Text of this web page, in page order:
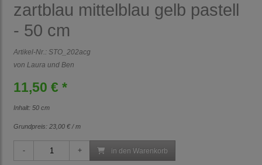
zartblau mittelblau gelb pastell
- 50 cm
Artikel-Nr.: STO_202acg
von Laura und Ben
11,50 € *
Inhalt: 50 cm
Grundpreis: 23,00 € / m
in den Warenkorb